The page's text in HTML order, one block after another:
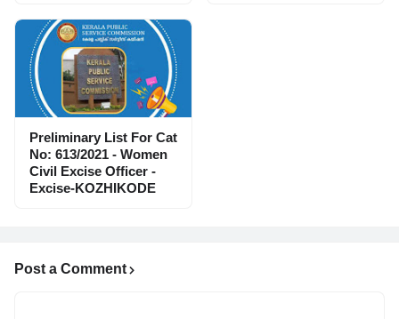
Preliminary List For Cat
No: 613/2021 - Women
Civil Excise Officer -
Excise-KOZHIKODE
Post a Comment